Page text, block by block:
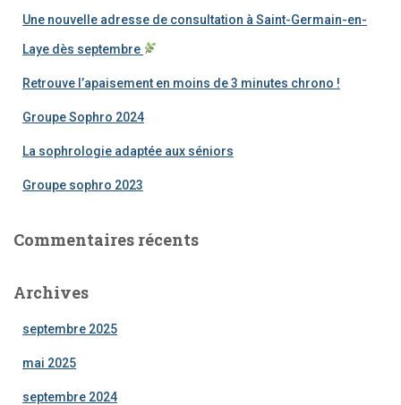
Une nouvelle adresse de consultation à Saint-Germain-en-
Laye dès septembre
Retrouve l’apaisement en moins de 3 minutes chrono !
Groupe Sophro 2024
La sophrologie adaptée aux séniors
Groupe sophro 2023
Commentaires récents
Archives
septembre 2025
mai 2025
septembre 2024